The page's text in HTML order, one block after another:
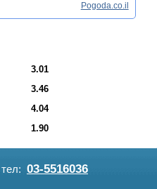
тел: 03-5516036
Pogoda.co.il
3.01
3.46
4.04
1.90